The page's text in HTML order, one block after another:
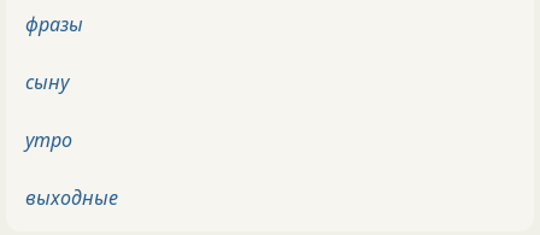
фразы
сыну
утро
выходные